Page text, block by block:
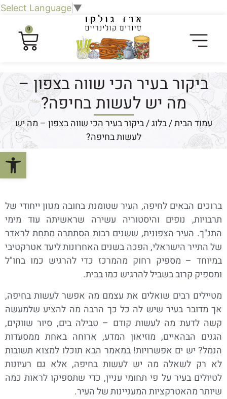
פתח
Select Language▼
0
ביקור בעיר הכי שווה בצפון –
מה יש לעשות בחיפה?
עמוד הבית/בלוג/ ביקור בעיר הכי שווה בצפון – מה יש
לעשות בחיפה?
ברוכים הבאים לחיפה, העיר שטומנת בחובה מגוון ייחודי של
תרבויות, נופים והיסטוריה עשירה שראשיתה עוד מימי
התנ"ך. העיר הצפונית, ששנים רבות הסתתרה מתחת לראדר
של התייר הישראלי, הפכה בשנים האחרונות ליעד אטרקטיבי
במיוחד – מספיק רחוק מהמרכז כדי להרגיש כמו בחו"ל
ומספיק קרוב בשביל להרגיש כמו בבית.
מטיילים רבים שואלים את עצמם מה אפשר לעשות בחיפה,
אך מדובר בעיר שיש לה כל כך הרבה מה להציע שלמעשה
קשה לדעת מה לעשות קודם – טבילה בים, סיור שווקים,
הגנים הבהאיים, מוזיאון המדע, ארוחה באחת ממסעדות
הנמל? יש ים אפשרויות! במאמר הבא תוכלו למצוא תשובות
לא רק לשאלה מה יש לעשות בחיפה, אלא גם רעיונות
לטיולים בעיר על פי תחומי עניין, כדי שתספיקו לראות כמה
שיותר מהאטרקציות המעניינות של העיר.